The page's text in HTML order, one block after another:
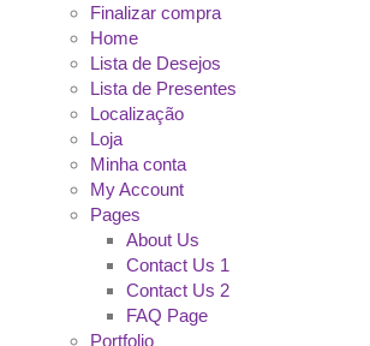
Finalizar compra
Home
Lista de Desejos
Lista de Presentes
Localização
Loja
Minha conta
My Account
Pages
About Us
Contact Us 1
Contact Us 2
FAQ Page
Portfolio